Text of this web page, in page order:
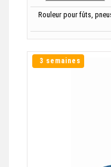
Rouleur pour fûts,
3 semaines